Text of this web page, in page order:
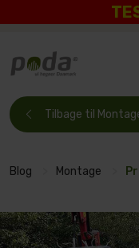
Tilbage til
Blog Montage